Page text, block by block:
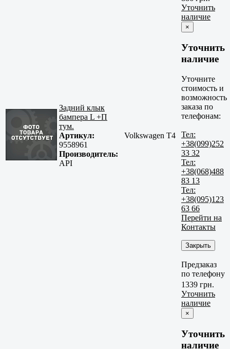
Задний клык
бампера L +П
тум.
Артикул:
9558961
Производитель:
API
Volkswagen T4
Уточнить
наличие
×
Уточнить
наличие
Уточните
стоимость и
возможность
заказа по
телефонам:
Тел:
+38(099)252
33 32
Тел:
+38(068)488
83 13
Тел:
+38(095)123
63 66
Перейти на
Контакты
Закрыть
Предзаказ
по телефону
1339 грн.
Уточнить
наличие
×
Уточнить
наличие